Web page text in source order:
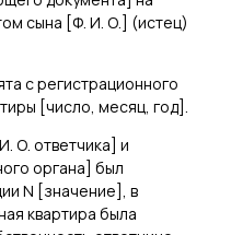
сына [Ф. И. О.] (истец)
с регистрационного
[число, месяц, год].
О. ответчика] и
органа] был
N [значение], в
квартира была